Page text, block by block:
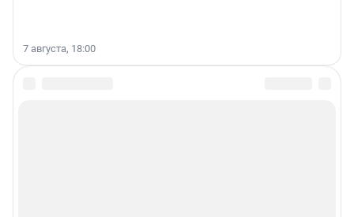
7 августа, 18:00